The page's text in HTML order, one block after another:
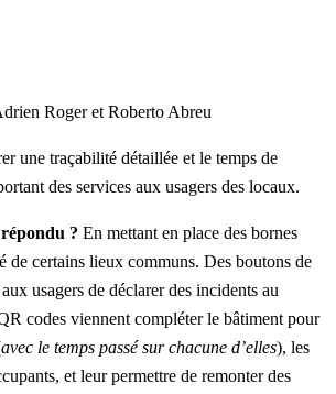
Roger et Roberto Abreu
une traçabilité détaillée et le temps de
des services aux usagers des locaux.
? En mettant en place des bornes
de certains lieux communs. Des boutons de
usagers de déclarer des incidents au
codes viennent compléter le bâtiment pour
avec le temps passé sur chacune d’elles), les
et leur permettre de remonter des